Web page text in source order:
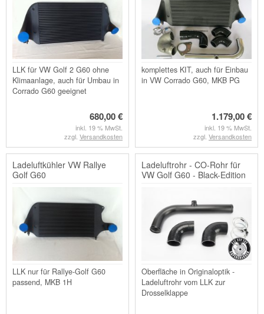
LLK für VW Golf 2 G60 ohne
Klimaanlage, auch für Umbau in
Corrado G60 geeignet
680,00 €
inkl. 19 % MwSt.
zzgl. Versandkosten
komplettes KIT, auch für Einbau
in VW Corrado G60, MKB PG
1.179,00 €
inkl. 19 % MwSt.
zzgl. Versandkosten
Ladeluftkühler VW Rallye
Golf G60
LLK nur für Rallye-Golf G60
passend, MKB 1H
Ladeluftrohr - CO-Rohr für
VW Golf G60 - Black-Edition
Oberfläche in Originaloptik -
Ladeluftrohr vom LLK zur
Drosselklappe